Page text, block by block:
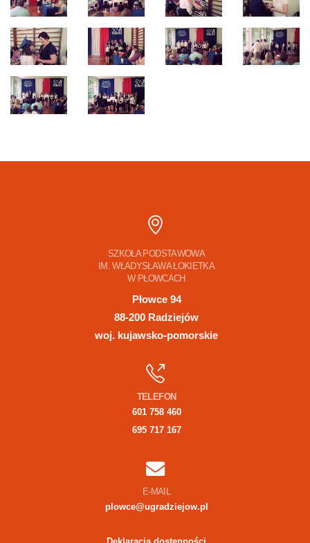
SZKOŁA PODSTAWOWA
IM. WŁADYSŁAWA ŁOKIETKA
W PŁOWCACH
Płowce 94
88-200 Radziejów
woj. kujawsko-pomorskie
TELEFON
601 758 460
695 717 167
E-MAIL
plowce@ugradziejow.pl